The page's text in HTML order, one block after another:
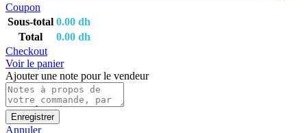
Coupon
Sous-total 0.00 dh
Total
0.00 dh
Checkout
Voir le panier
Ajouter une note pour le vendeur
Enregistrer
Annuler